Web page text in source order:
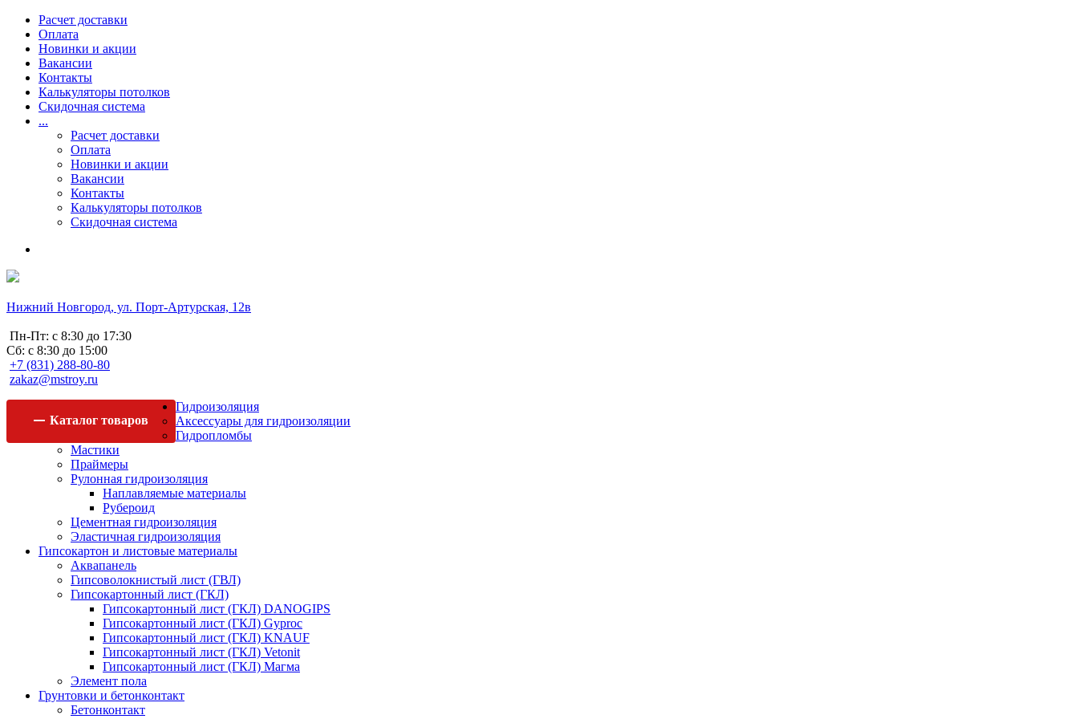
Расчет доставки
Оплата
Новинки и акции
Вакансии
Контакты
Калькуляторы потолков
Скидочная система
...
Расчет доставки
Оплата
Новинки и акции
Вакансии
Контакты
Калькуляторы потолков
Скидочная система
Нижний Новгород, ул. Порт-Артурская, 12в
Пн-Пт: с 8:30 до 17:30
Сб: с 8:30 до 15:00
+7 (831) 288-80-80
zakaz@mstroy.ru
Каталог товаров
Гидроизоляция
Аксессуары для гидроизоляции
Гидропломбы
Мастики
Праймеры
Рулонная гидроизоляция
Наплавляемые материалы
Рубероид
Цементная гидроизоляция
Эластичная гидроизоляция
Гипсокартон и листовые материалы
Аквапанель
Гипсоволокнистый лист (ГВЛ)
Гипсокартонный лист (ГКЛ)
Гипсокартонный лист (ГКЛ) DANOGIPS
Гипсокартонный лист (ГКЛ) Gyproc
Гипсокартонный лист (ГКЛ) KNAUF
Гипсокартонный лист (ГКЛ) Vetonit
Гипсокартонный лист (ГКЛ) Магма
Элемент пола
Грунтовки и бетонконтакт
Бетонконтакт